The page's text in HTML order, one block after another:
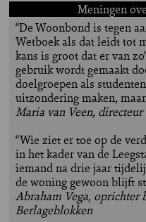
Meningen
“De Woonbond is tegen
Wetboek als dat leidt tot
kans is groot dat er van
gebruik wordt gemaakt
doelgroepen als
uitzondering maken,
Maria van Veen, directeur
“Wie ziet er toe op de
in het kader van de
iemand na drie jaar
de woning gewoon blijft
Abraham Vega, oprichter
Berlageblokken